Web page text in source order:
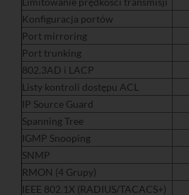
Konfiguracja portów
Port mirroring
Port trunking
802.3AD i LACP
Listy kontroli dostępu ACL
IP Source Guard
Spanning Tree
IGMP Snooping
SNMP
RMON (4 Grupy)
IEEE 802.1X (RADIUS/TACACS+)